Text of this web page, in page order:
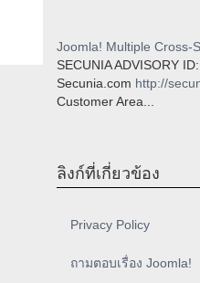
Joomla! Multiple Cross-
SECUNIA ADVISORY
Secunia.com http://
Customer Area...
ลิงก์ที่เกี่ยวข้อง
Privacy Policy
ถามตอบเรื่อง Joomla!